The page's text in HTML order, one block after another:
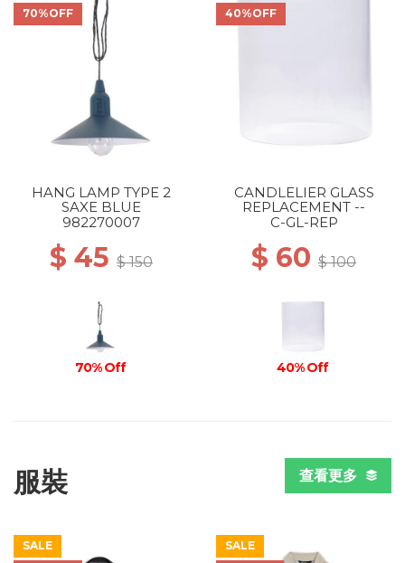
70%OFF
HANG LAMP TYPE 2
SAXE BLUE
982270007
$ 45 $ 150
70% Off
40%OFF
CANDLELIER GLASS
REPLACEMENT --
C-GL-REP
$ 60 $ 100
40% Off
服裝 查看更多
SALE
SALE